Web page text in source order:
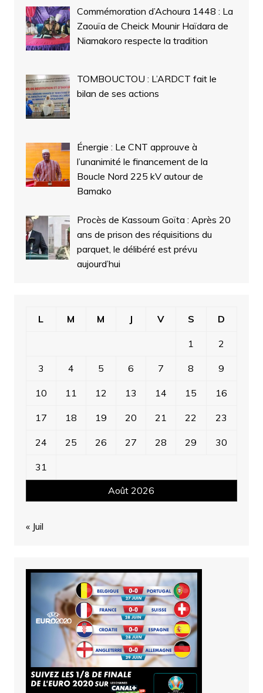
Commémoration d’Achoura 1448 : La
Zaouïa de Cheick Mounir Haïdara de
Niamakoro respecte la tradition
TOMBOUCTOU : L’ARDCT fait le
bilan de ses actions
Énergie : Le CNT approuve à
l’unanimité le financement de la
Boucle Nord 225 kV autour de
Bamako
Procès de Kassoum Goïta : Après 20
ans de prison des réquisitions du
parquet, le délibéré est prévu
aujourd’hui
Août 2026
L M M J V S D
1 2
3 4 5 6 7 8 9
10 11 12 13 14 15 16
17 18 19 20 21 22 23
24 25 26 27 28 29 30
31
« Juil